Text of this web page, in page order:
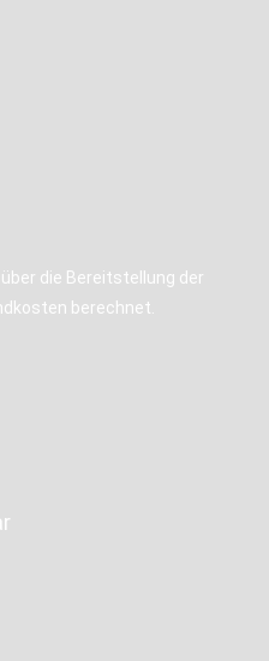
die Bereitstellung der
berechnet.